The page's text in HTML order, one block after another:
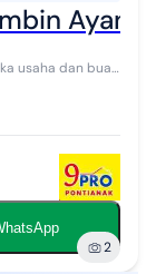
Ayani
usaha dan buat
2